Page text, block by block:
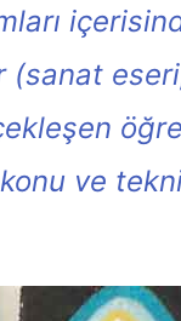
ve